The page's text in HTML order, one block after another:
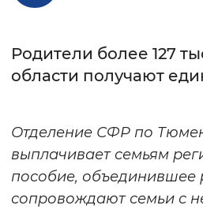
Без засечек
Нормальный
Цвет
Родители более 127
области получают
Отделение СФР по
выплачивает семьям
пособие, объединившее
сопровождают семьи с